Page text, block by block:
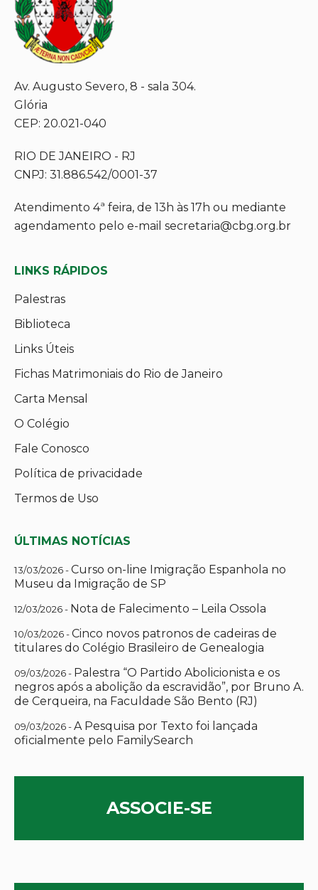
Av. Augusto Severo, 8 - sala 304.
Glória
CEP: 20.021-040
RIO DE JANEIRO - RJ
CNPJ: 31.886.542/0001-37
Atendimento 4ª feira, de 13h às 17h ou mediante
agendamento pelo e-mail secretaria@cbg.org.br
LINKS RÁPIDOS
Palestras
Biblioteca
Links Úteis
Fichas Matrimoniais do Rio de Janeiro
Carta Mensal
O Colégio
Fale Conosco
Política de privacidade
Termos de Uso
ÚLTIMAS NOTÍCIAS
13/03/2026 -Curso on-line Imigração Espanhola no
Museu da Imigração de SP
12/03/2026 - Nota de Falecimento – Leila Ossola
10/03/2026 -Cinco novos patronos de cadeiras de
titulares do Colégio Brasileiro de Genealogia
09/03/2026 - Palestra “O Partido Abolicionista e os
negros após a abolição da escravidão”, por Bruno A.
de Cerqueira, na Faculdade São Bento (RJ)
09/03/2026 -A Pesquisa por Texto foi lançada
oficialmente pelo FamilySearch
ASSOCIE-SE